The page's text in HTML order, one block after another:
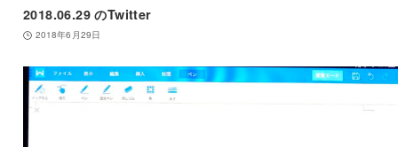
2018.06.29 のTwitter
2018年6月29日